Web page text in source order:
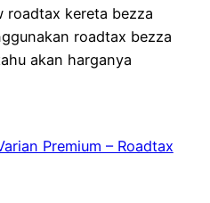
roadtax kereta bezza
roadtax bezza
akan harganya
Premium – Roadtax